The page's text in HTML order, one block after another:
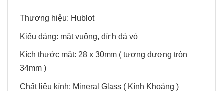
Thương hiệu: Hublot
Kiểu dáng: mặt vuông, đính đá vỏ
Kích thước mặt: 28 x 30mm ( tương đương tròn
34mm )
Chất liệu kính: Mineral Glass ( Kính Khoáng )